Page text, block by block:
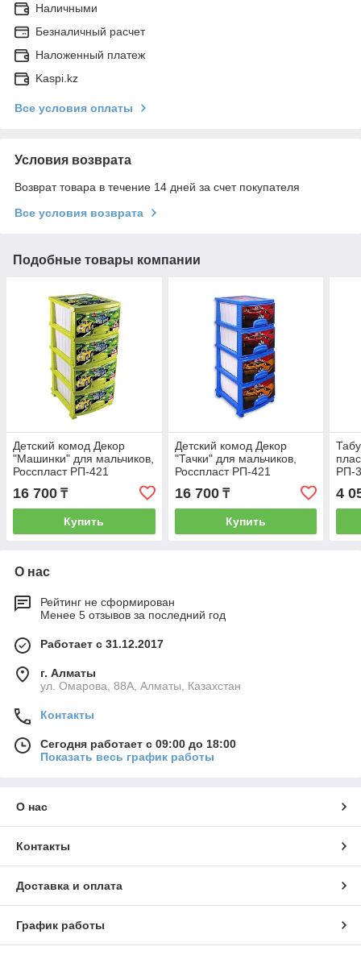
Наличными
Безналичный расчет
Наложенный платеж
Kaspi.kz
Все условия оплаты
Условия возврата
Возврат товара в течение 14 дней за счет покупателя
Все условия возврата
Подобные товары компании
Детский комод Декор
"Машинки" для мальчиков,
Росспласт РП-421
16 700 ₸
Купить
Детский комод Декор
"Тачки" для мальчиков,
Росспласт РП-421
16 700₸
Купить
РП-
4
О нас
Рейтинг не сформирован
Менее 5 отзывов за последний год
Работает с 31.12.2017
г. Алматы
ул. Омарова, 88А, Алматы, Казахстан
Контакты
Сегодня работает с 09:00 до 18:00
Показать весь график работы
О нас
Контакты
Доставка и оплата
График работы